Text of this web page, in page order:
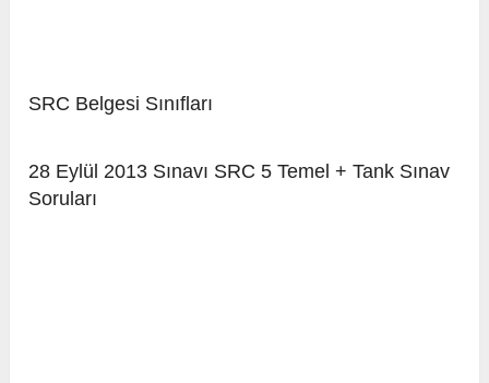
SRC Belgesi Sınıfları
28 Eylül 2013 Sınavı SRC 5 Temel + Tank Sınav
Soruları